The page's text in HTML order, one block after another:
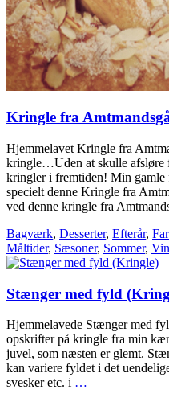
Kringle fra
Hjemmelavet Kringle fra
kringle…Uden at skulle afsløre
kringler i fremtiden! Min gamle
specielt denne Kringle fra
ved denne kringle fra
Bagværk, Desserter, Efterår,
Måltider, Sæsoner, Sommer,
Stænger med fyld
Hjemmelavede Stænger med
opskrifter på kringle fra min
juvel, som næsten er glemt.
kan variere fyldet i det
svesker etc. i …